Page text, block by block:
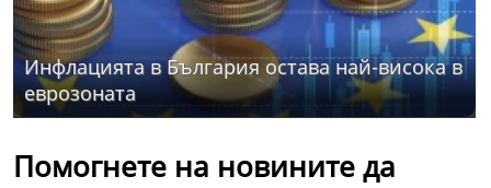
Инфлацията в България остава най-висока в
еврозоната
Помогнете на новините да